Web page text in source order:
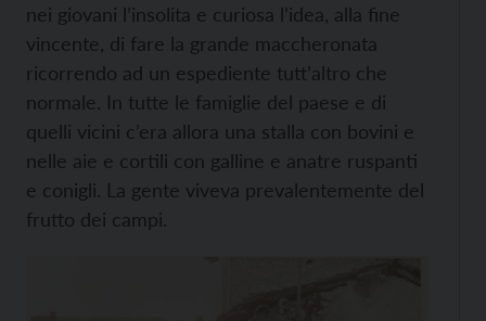
nei giovani l’insolita e curiosa l’idea, alla fine
vincente, di fare la grande maccheronata
ricorrendo ad un espediente tutt’altro che
normale. In tutte le famiglie del paese e di
quelli vicini c’era allora una stalla con bovini e
nelle aie e cortili con galline e anatre ruspanti
e conigli. La gente viveva prevalentemente del
frutto dei campi.